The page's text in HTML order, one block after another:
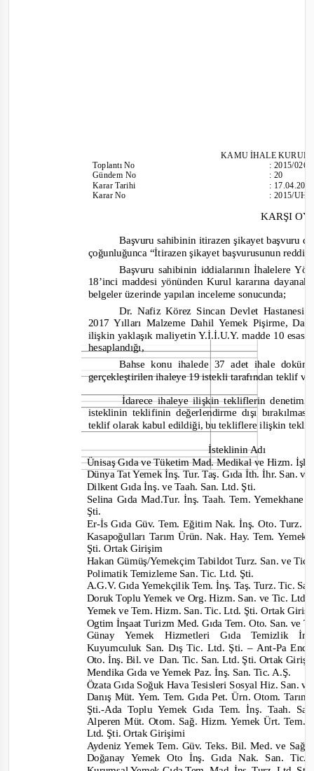
KAMU İHALE
ToplantıNo
Gündem No
Karar Tarihi
Karar No
:2015/026
:20
:
:2015/
KARŞI
Başvuru sahibinin itirazen şikayet başvuru
çoğunluğunca “İtirazen şikayet başvurusunun
Başvuru sahibinin iddialarının İhalelere
18’inci maddesi yönünden Kurul kararına
belgeler üzerinde yapılan inceleme sonucunda;
Dr. Nafiz Körez Sincan Devlet Hastanesi
2017 Yılları Malzeme Dahil Yemek Pişirme,
ilişkin yaklaşık maliyetin Y.İ.İ.U.Y. madde 10 esas
hesaplandığı,
Bahse konu ihalede 37 adet ihale
gerçekleştirilen ihaleye 19 istekli tarafından teklif
İdarece ihaleye ilişkin tekliflerin
isteklinin teklifinin değerlendirme dışı
teklif olarak kabul edildiği, bu tekliflere ilişkin
İsteklinin Adı
Ünisaş Gıda ve Tüketim Mad. Medikal ve Hizm.
Dünya Tat Yemek İnş. Tur. Taş. Gıda İth. İhr. San.
Dilkent Gıda İnş. ve Taah. San. Ltd. Şti.
Selina Gıda Mad.Tur. İnş. Taah. Tem.
Şti.
Er-İs Gıda Güv. Tem. Eğitim Nak. İnş. Oto. Turz.
Kasapoğulları Tarım Ürün. Nak. Hay. Tem.
Şti. Ortak Girişim
Hakan Gümüş/Yemekçim Tabildot Turz. San. ve
Polimatik Temizleme San. Tic. Ltd. Şti.
A.G.V. Gıda Yemekçilik Tem. İnş. Taş. Turz. Tic.
Doruk Toplu Yemek ve Org. Hizm. San. ve Tic. Ltd.
Yemek ve Tem. Hizm. San. Tic. Ltd. Şti. Ortak
Ogtim İnşaat Turizm Med. Gıda Tem. Oto. San. ve
Günay Yemek Hizmetleri Gıda Temizlik
Kuyumculuk San. Dış Tic. Ltd. Şti. – Ant-Pa
Oto. İnş. Bil. ve Dan. Tic. San. Ltd. Şti. Ortak
Mendika Gıda ve Yemek Paz. İnş. San. Tic. A.Ş.
Özata Gıda Soğuk Hava Tesisleri Sosyal Hiz. San.
Danış Müt. Yem. Tem. Gıda Pet. Ürn. Otom.
Şti.-Ada Toplu Yemek Gıda Tem. İnş. Taah.
Alperen Müt. Otom. Sağ. Hizm. Yemek Ürt. Tem.
Ltd. Şti. Ortak Girişimi
Aydeniz Yemek Tem. Güv. Teks. Bil. Med. ve
Doğanay Yemek Oto İnş. Gıda Nak. San. Tic.